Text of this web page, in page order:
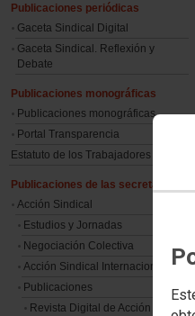
Publicaciones periódicas
Gaceta Sindical Digital
Gaceta Sindical. Reflexión y
Debate
Publicaciones monográficas
Publicaciones monográficas
Portal Transparencia
Estatuto de los Trabajadores
Publicaciones de las secretarías
Acción Sindical
Estudios y Jornadas
Negociación Colectiva
Acción Sindical Internacional
Publicaciones
Revista Digital de Acción